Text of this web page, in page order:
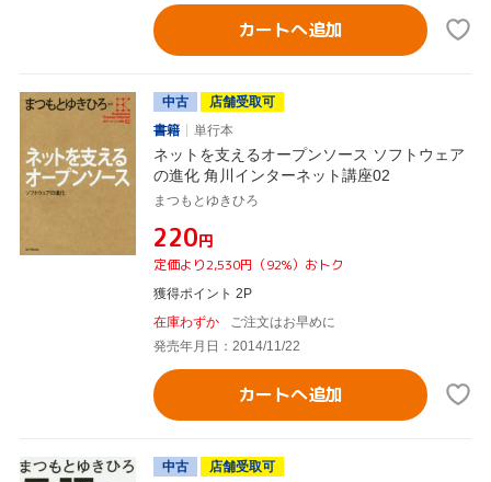
カートへ追加
中古
店舗受取可
書籍
単行本
ネットを支えるオープンソース ソフトウェア
の進化 角川インターネット講座02
まつもとゆきひろ
¥220円
定価より2,530円（92%）おトク
獲得ポイント 2P
在庫わずか
ご注文はお早めに
発売年月日：2014/11/22
カートへ追加
中古
店舗受取可